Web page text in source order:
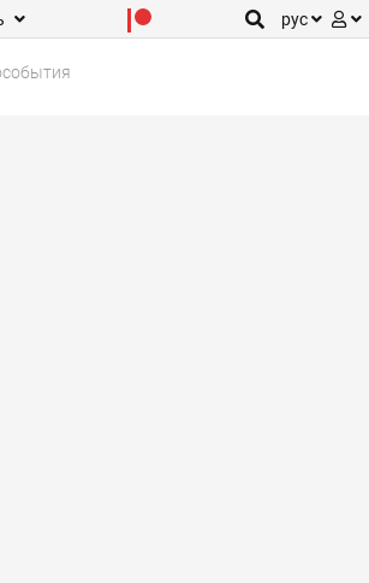
рус